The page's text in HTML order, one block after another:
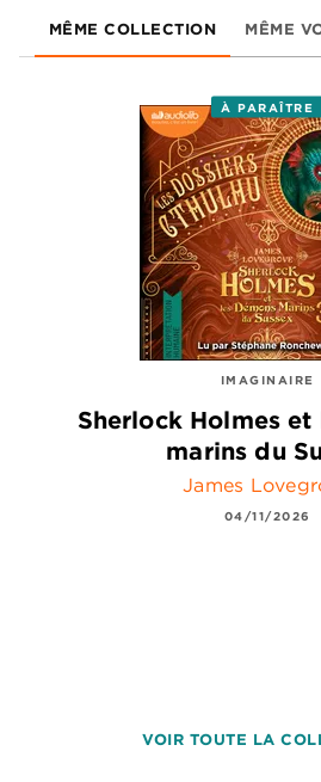
MÊME COLLECTION MÊME
À PARAÎTRE
IMAGINAIRE
Sherlock Holmes et
marins du
James
04/11/2026
VOIR TOUTE LA